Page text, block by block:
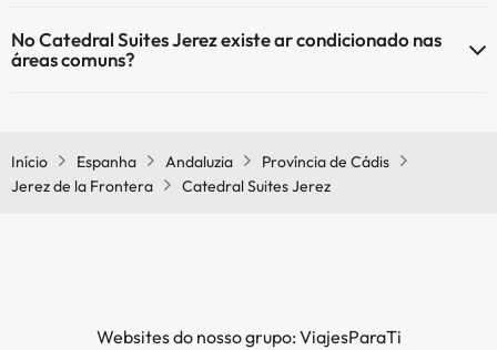
No Catedral Suites Jerez existe ar condicionado nas
áreas comuns?
Início Espanha Andaluzia
Província de Cádis
Jerez de la Frontera
Catedral Suites Jerez
Websites do nosso grupo: ViajesParaTi